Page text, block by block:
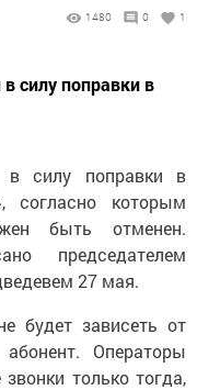
1480 0 1
силу поправки в
силу поправки в
согласно которым
быть отменен.
председателем
27 мая.
будет зависеть от
Операторы
только тогда,